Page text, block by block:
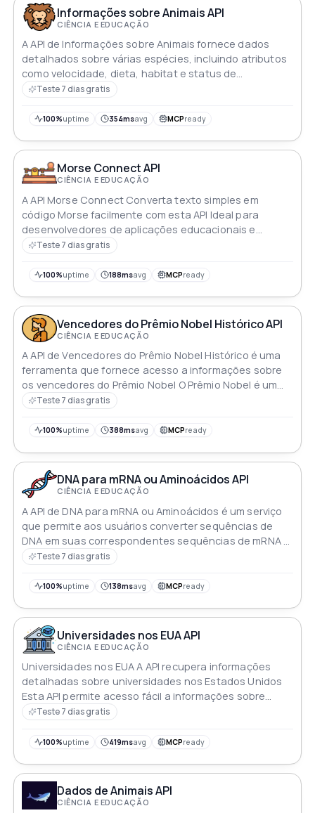
Informações sobre Animais API
CIÊNCIA E EDUCAÇÃO
A API de Informações sobre Animais fornece dados
detalhados sobre várias espécies, incluindo atributos
como velocidade, dieta, habitat e status de
conservação
Teste 7 dias gratis
100%uptime 354msavg MCPready
Morse Connect API
CIÊNCIA E EDUCAÇÃO
A API Morse Connect Converta texto simples em
código Morse facilmente com esta API Ideal para
desenvolvedores de aplicações educacionais e
entusiastas do código Morse
Teste 7 dias gratis
100%uptime 188msavg MCPready
Vencedores do Prêmio Nobel Histórico API
CIÊNCIA E EDUCAÇÃO
A API de Vencedores do Prêmio Nobel Histórico é uma
ferramenta que fornece acesso a informações sobre
os vencedores do Prêmio Nobel O Prêmio Nobel é um
dos prêmios mais prestigiosos do mundo e reconhece
literatura paz e economia
Teste 7 dias gratis
100%uptime 388msavg MCPready
DNA para mRNA ou Aminoácidos API
CIÊNCIA E EDUCAÇÃO
A API de DNA para mRNA ou Aminoácidos é um serviço
que permite aos usuários converter sequências de
DNA em suas correspondentes sequências de mRNA e
aminoácidos Essa API pode ser útil para pesquisa em
genética
Teste 7 dias gratis
100%uptime 138msavg MCPready
Universidades nos EUA API
CIÊNCIA E EDUCAÇÃO
Universidades nos EUA A API recupera informações
detalhadas sobre universidades nos Estados Unidos
Esta API permite acesso fácil a informações sobre
milhares de instituições de ensino superior tornando-
educadores
Teste 7 dias gratis
100%uptime 419msavg MCPready
Dados de Animais API
CIÊNCIA E EDUCAÇÃO